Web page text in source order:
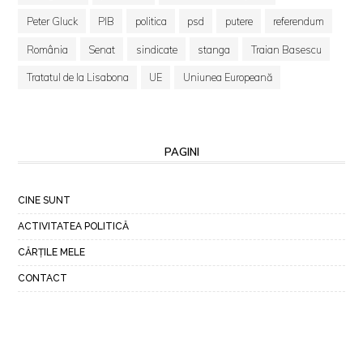
Peter Gluck PIB politica psd putere referendum
România Senat sindicate stanga Traian Basescu
Tratatul de la Lisabona UE Uniunea Europeană
PAGINI
CINE SUNT
ACTIVITATEA POLITICĂ
CĂRȚILE MELE
CONTACT